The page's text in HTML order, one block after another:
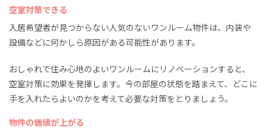
空室対策できる
入居希望者が見つからない人気のないワンルーム物件は、内装や
設備などに何かしら原因がある可能性があります。
おしゃれで住み心地のよいワンルームにリノベーションすると、
空室対策に効果を発揮します。今の部屋の状態を踏まえて、どこに
手を入れたらよいのかを考えて必要な対策をとりましょう。
物件の価値が上がる